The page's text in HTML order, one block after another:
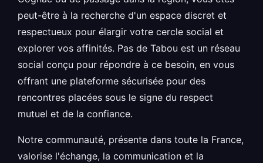
peut-être à la recherche d'un espace discret et
respectueux pour élargir votre cercle social et
explorer vos affinités. Pas de Tabou est un réseau
social conçu pour répondre à ce besoin, en vous
offrant une plateforme sécurisée pour des
rencontres placées sous le signe du respect
mutuel et de la confiance.
Notre communauté, présente dans toute la France,
valorise l'échange, la communication et la